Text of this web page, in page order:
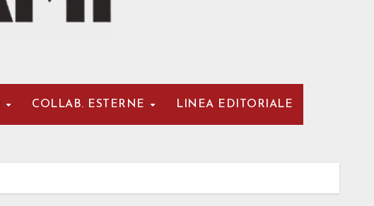
COLLAB. ESTERNE LINEA EDITORIALE